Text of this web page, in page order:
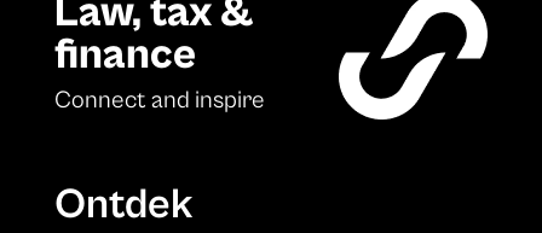
Law, tax &
finance
Connect and inspire
Ontdek